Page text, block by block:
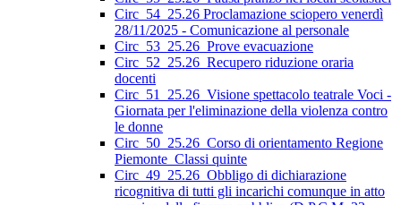
Circ_54_25.26 Proclamazione sciopero venerdì
28/11/2025 - Comunicazione al personale
Circ_53_25.26_Prove evacuazione
Circ_52_25.26_Recupero riduzione oraria
docenti
Circ_51_25.26_Visione spettacolo teatrale Voci -
Giornata per l'eliminazione della violenza contro
le donne
Circ_50_25.26_Corso di orientamento Regione
Piemonte_Classi quinte
Circ_49_25.26_Obbligo di dichiarazione
ricognitiva di tutti gli incarichi comunque in atto